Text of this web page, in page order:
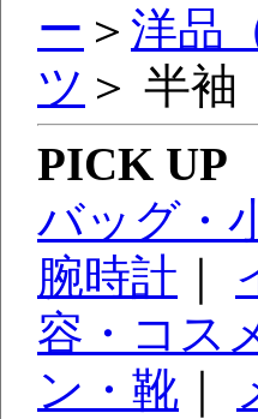
ー ＞ 洋品
ツ ＞ 半袖
PICK UP
バッグ・
腕時計
容・コス
ン・靴